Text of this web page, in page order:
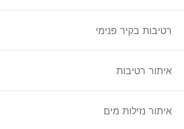
רטיבות בקיר פנימי
איתור רטיבות
איתור נזילות מים